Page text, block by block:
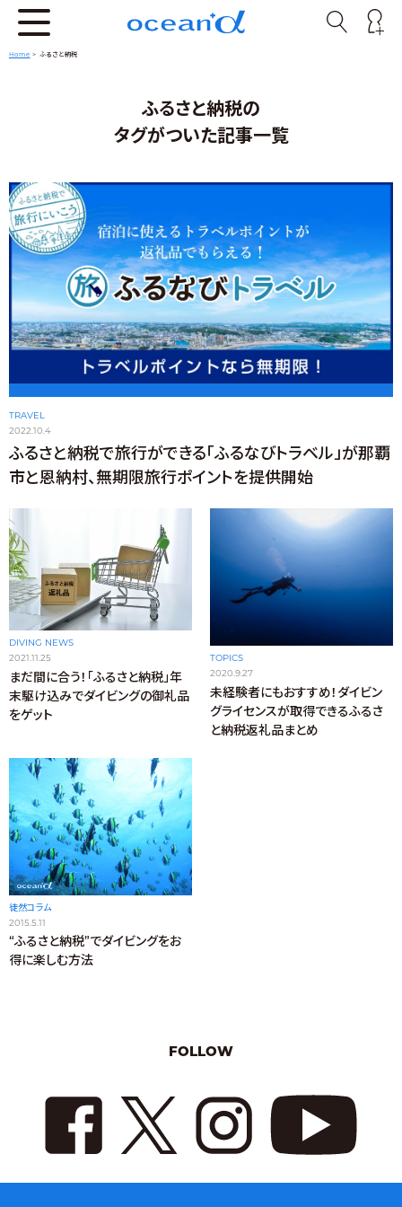
Home > ふるさと納税
ふるさと納税の
タグがついた記事一覧
TRAVEL
2022.10.4
ふるさと納税で旅行ができる「ふるなびトラベル」が那覇
市と恩納村、無期限旅行ポイントを提供開始
DIVING NEWS
2021.11.25
まだ間に合う！「ふるさと納税」年
末駆け込みでダイビングの御礼品
をゲット
TOPICS
2020.9.27
未経験者にもおすすめ！ダイビン
グライセンスが取得できるふるさ
と納税返礼品まとめ
徒然コラム
2015.5.11
“ふるさと納税”でダイビングをお
得に楽しむ方法
FOLLOW